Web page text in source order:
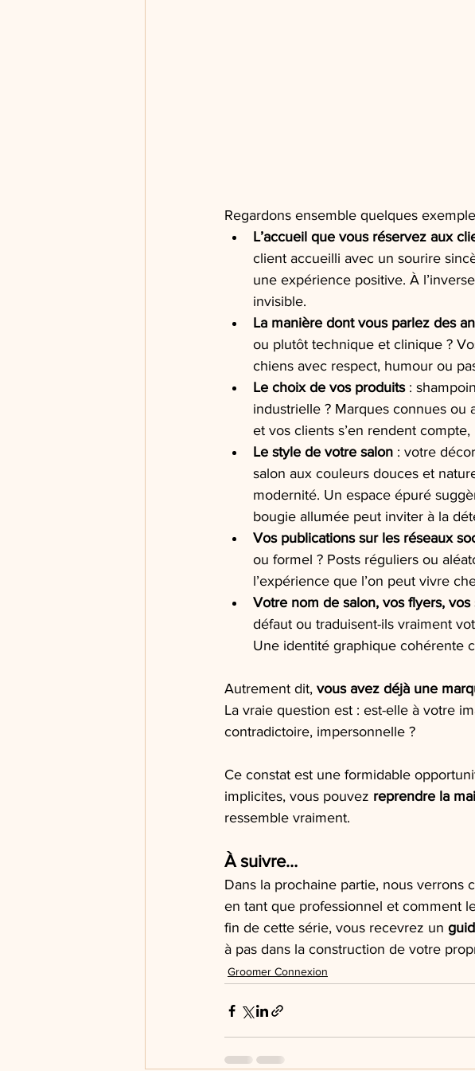
Regardons ensemble quelques
L’accueil que vous réservez aux
client accueilli avec un sourire
une expérience positive. À
invisible.
La manière dont vous parlez des
ou plutôt technique et clinique ?
chiens avec respect, humour ou
Le choix de vos produits :
industrielle ? Marques connues ou
et vos clients s’en rendent
Le style de votre salon : votre
salon aux couleurs douces et
modernité. Un espace épuré
bougie allumée peut inviter à la
Vos publications sur les réseaux
ou formel ? Posts réguliers ou
l’expérience que l’on peut vivre
Votre nom de salon, vos flyers,
défaut ou traduisent-ils vraiment
Une identité graphique cohérente
Autrement dit, vous avez déjà une
La vraie question est : est-elle à votre
contradictoire, impersonnelle ?
Ce constat est une formidable
implicites, vous pouvez reprendre la
ressemble vraiment.
À suivre…
Dans la prochaine partie, nous
en tant que professionnel et comment
fin de cette série, vous recevrez un
à pas dans la construction de votre
Groomer Connexion